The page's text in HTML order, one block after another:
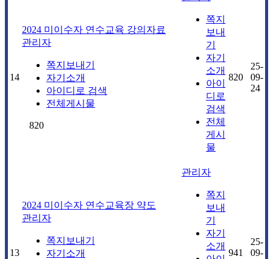
14
2024 미이수자 연수교육 강의자료
관리자
쪽지보내기
자기소개
아이디로 검색
전체게시물
820
쪽지
보내
기
자기
소개
아이
디로
검색
전체
게시
물
820
25-
09-
24
13
2024 미이수자 연수교육장 약도
관리자
쪽지보내기
자기소개
관리자
쪽지
보내
기
자기
소개
941
25-
09-